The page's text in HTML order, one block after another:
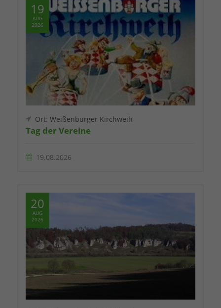
19
AUG
2026
Ort: Weißenburger Kirchweih
Tag der Vereine
19.08.2026
20
AUG
2026